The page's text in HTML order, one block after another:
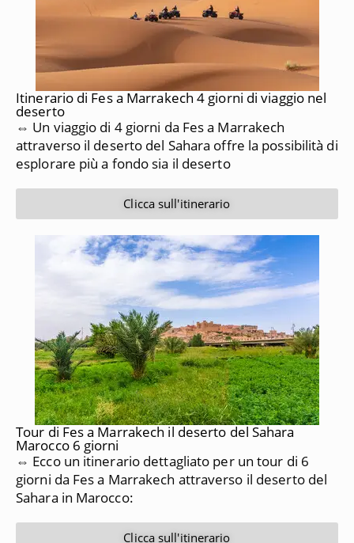
Itinerario di Fes a Marrakech 4 giorni di viaggio nel
deserto
⇔ Un viaggio di 4 giorni da Fes a Marrakech
attraverso il deserto del Sahara offre la possibilità di
esplorare più a fondo sia il deserto
Clicca sull'itinerario
Tour di Fes a Marrakech il deserto del Sahara
Marocco 6 giorni
⇔ Ecco un itinerario dettagliato per un tour di 6
giorni da Fes a Marrakech attraverso il deserto del
Sahara in Marocco:
Clicca sull'itinerario